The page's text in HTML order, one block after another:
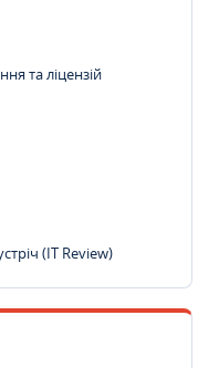
та ліцензій
(IT Review)